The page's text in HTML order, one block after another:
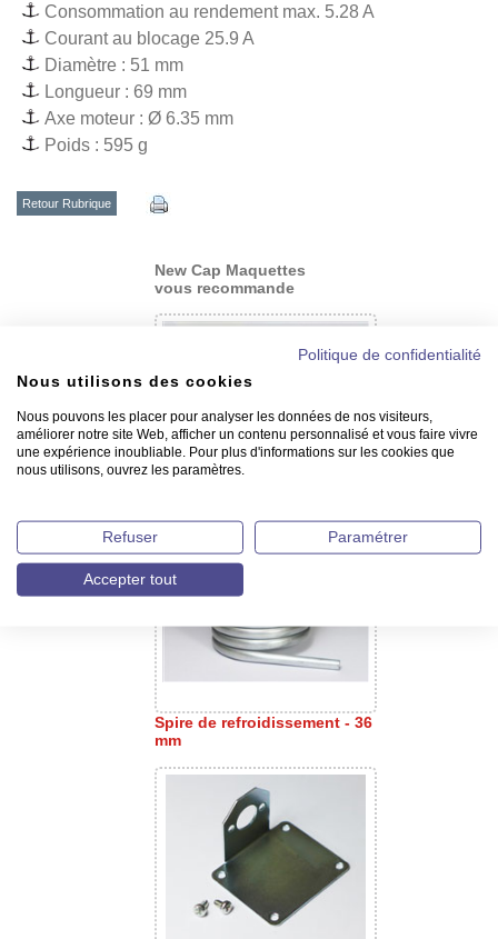
Consommation au rendement max. 5.28 A
Courant au blocage 25.9 A
Diamètre : 51 mm
Longueur : 69 mm
Axe moteur : Ø 6.35 mm
Poids : 595 g
Retour Rubrique
New Cap Maquettes
vous recommande
Spire de refroidissement - 36
mm
Politique de confidentialité
Nous utilisons des cookies
Nous pouvons les placer pour analyser les données de nos visiteurs,
améliorer notre site Web, afficher un contenu personnalisé et vous faire vivre
une expérience inoubliable. Pour plus d'informations sur les cookies que
nous utilisons, ouvrez les paramètres.
Refuser Paramétrer
Accepter tout